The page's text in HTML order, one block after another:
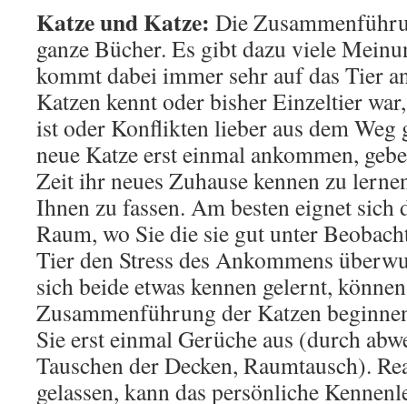
Katze und Katze: Die
ganze Bücher. Es gibt dazu viele
kommt dabei immer sehr auf das Tier
Katzen kennt oder bisher Einzeltier
ist oder Konflikten lieber aus dem Weg
neue Katze erst einmal ankommen,
Zeit ihr neues Zuhause kennen zu
Ihnen zu fassen. Am besten eignet sich
Raum, wo Sie die sie gut unter
Tier den Stress des Ankommens
sich beide etwas kennen gelernt,
Zusammenführung der Katzen
Sie erst einmal Gerüche aus (durch
Tauschen der Decken, Raumtausch).
gelassen, kann das persönliche